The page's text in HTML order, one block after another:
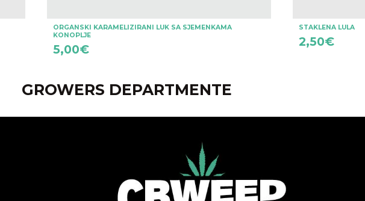
ORGANSKI KARAMELIZIRANI LUK SA SJEMENKAMA
KONOPLJE
5,00€
STAKLENA LULA
2,50€
GROWERS DEPARTMENTE